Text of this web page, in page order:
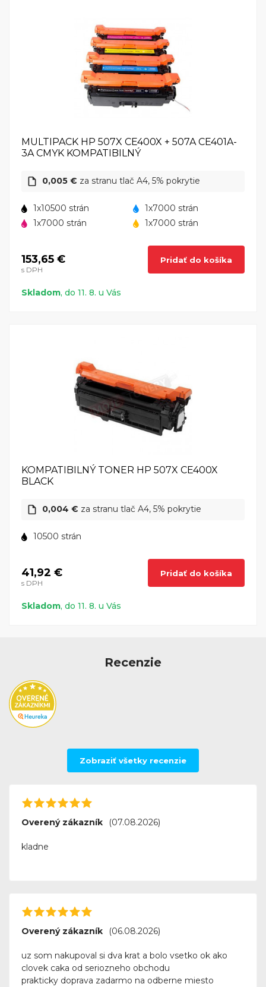
MULTIPACK HP 507X CE400X + 507A CE401A-
3A CMYK KOMPATIBILNÝ
0,005 € za stranu tlač A4, 5% pokrytie
1x10500 strán
1x7000 strán
1x7000 strán
1x7000 strán
153,65 €
s DPH
Pridať do košíka
Skladom, do 11. 8. u Vás
KOMPATIBILNÝ TONER HP 507X CE400X
BLACK
0,004 € za stranu tlač A4, 5% pokrytie
10500 strán
41,92 €
s DPH
Pridať do košíka
Skladom, do 11. 8. u Vás
Recenzie
Zobraziť všetky recenzie
Overený zákazník (07.08.2026)
kladne
Overený zákazník (06.08.2026)
uz som nakupoval si dva krat a bolo vsetko ok ako
clovek caka od seriozneho obchodu
prakticky doprava zadarmo na odberne miesto